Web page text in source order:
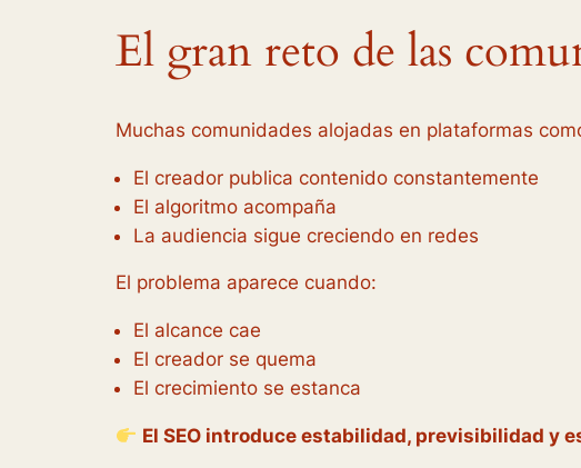
El gran reto de las
Muchas comunidades alojadas en plataformas
El creador publica contenido constantemente
El algoritmo acompaña
La audiencia sigue creciendo en redes
El problema aparece cuando:
El alcance cae
El creador se quema
El crecimiento se estanca
El SEO introduce estabilidad, previsibilidad y